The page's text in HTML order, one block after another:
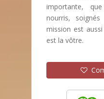
importante,
nourris,
mission est
est la vôtre.